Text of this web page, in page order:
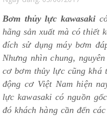
Bơm thủy lực kawasaki
hãng sản xuất mà có thiết
đích sử dụng máy bơm
Nhưng nhìn chung,
cơ bơm thủy lực cũng
động cơ Việt Nam hiện
lực kawasaki có nguồn
đó khách hàng cần đến